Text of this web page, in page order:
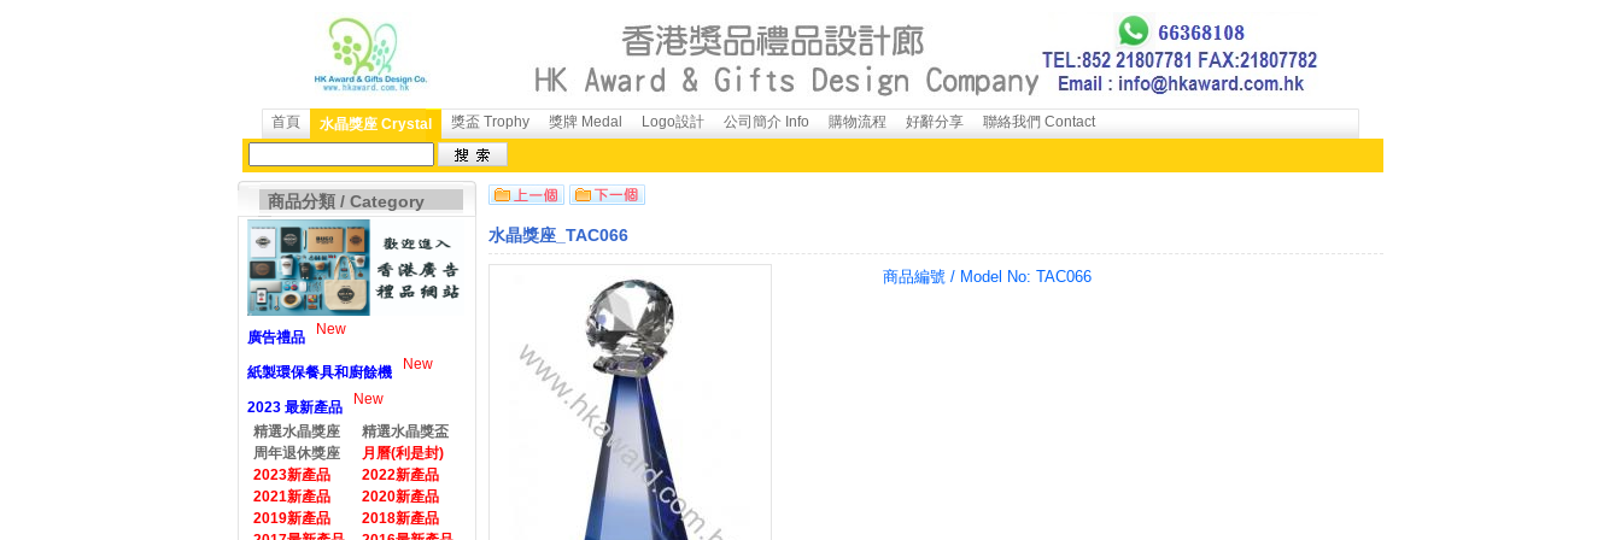
首頁 水晶獎座 Crystal 獎盃 Trophy 獎牌 Medal Logo設計 公司簡介 Info 購物流程 好辭分享 聯絡我們 Contact
商品分類 / Category
廣告禮品 New
紙製環保餐具和廚餘機 New
2023 最新產品
New
精選水晶獎座
精選水晶獎盃
周年退休獎座
月曆(利是封)
2023新產品
2022新產品
2021新產品
2020新產品
2019新產品
2018新產品
水晶獎座_TAC066
商品編號 / Model No: TAC066